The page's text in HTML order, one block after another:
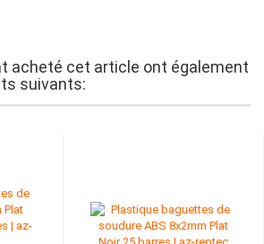
acheté cet article ont également
suivants: